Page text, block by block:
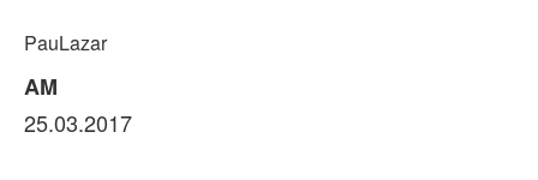
PauLazar
AM
25.03.2017